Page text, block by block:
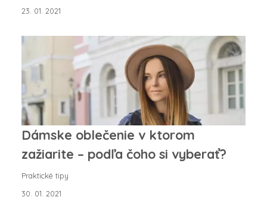
23. 01. 2021
Dámske oblečenie v ktorom
zažiarite – podľa čoho si vyberať?
Praktické tipy
30. 01. 2021